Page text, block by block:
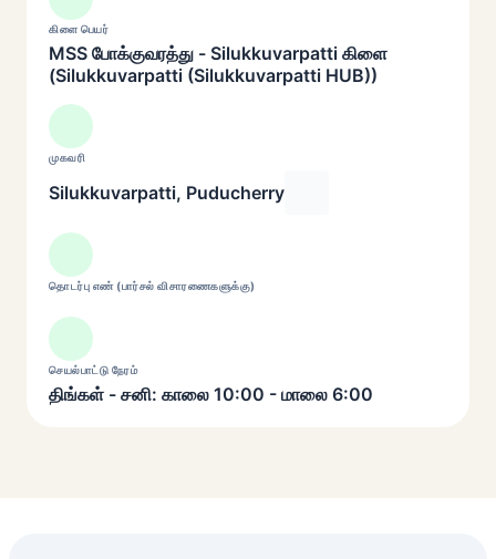
கிளை பெயர்
MSS போக்குவரத்து - Silukkuvarpatti கிளை
(Silukkuvarpatti (Silukkuvarpatti HUB))
முகவரி
Silukkuvarpatti, Puducherry
தொடர்பு எண் (பார்சல் விசாரணைகளுக்கு)
செயல்பாட்டு நேரம்
திங்கள் - சனி: காலை 10:00 - மாலை 6:00